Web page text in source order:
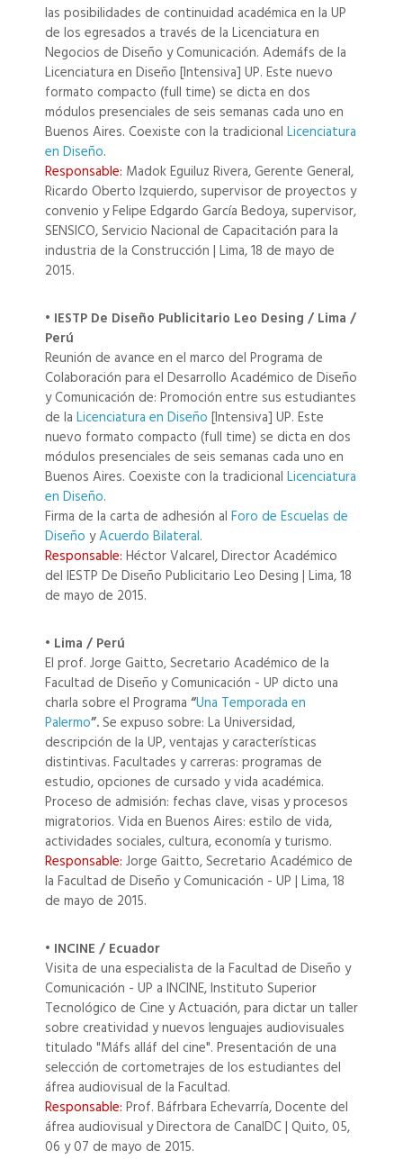
las posibilidades de continuidad académica en la UP
de los egresados a través de la Licenciatura en
Negocios de Diseño y Comunicación. Ademáfs de la
Licenciatura en Diseño [Intensiva] UP. Este nuevo
formato compacto (full time) se dicta en dos
módulos presenciales de seis semanas cada uno en
Buenos Aires. Coexiste con la tradicional Licenciatura
en Diseño.
Responsable: Madok Eguiluz Rivera, Gerente General,
Ricardo Oberto Izquierdo, supervisor de proyectos y
convenio y Felipe Edgardo García Bedoya, supervisor,
SENSICO, Servicio Nacional de Capacitación para la
industria de la Construcción | Lima, 18 de mayo de
2015.
• IESTP De Diseño Publicitario Leo Desing / Lima /
Perú
Reunión de avance en el marco del Programa de
Colaboración para el Desarrollo Académico de Diseño
y Comunicación de: Promoción entre sus estudiantes
de la Licenciatura en Diseño [Intensiva] UP. Este
nuevo formato compacto (full time) se dicta en dos
módulos presenciales de seis semanas cada uno en
Buenos Aires. Coexiste con la tradicional Licenciatura
en Diseño.
Firma de la carta de adhesión al Foro de Escuelas de
Diseño yAcuerdo Bilateral.
Responsable: Héctor Valcarel, Director Académico
del IESTP De Diseño Publicitario Leo Desing | Lima, 18
de mayo de 2015.
• Lima / Perú
El prof. Jorge Gaitto, Secretario Académico de la
Facultad de Diseño y Comunicación - UP dicto una
charla sobre el Programa “Una Temporada en
Palermo”.Se expuso sobre: La Universidad,
descripción de la UP, ventajas y características
distintivas. Facultades y carreras: programas de
estudio, opciones de cursado y vida académica.
Proceso de admisión: fechas clave, visas y procesos
migratorios. Vida en Buenos Aires: estilo de vida,
actividades sociales, cultura, economía y turismo.
Responsable: Jorge Gaitto, Secretario Académico de
la Facultad de Diseño y Comunicación - UP | Lima, 18
de mayo de 2015.
• INCINE / Ecuador
Visita de una especialista de la Facultad de Diseño y
Comunicación - UP a INCINE, Instituto Superior
Tecnológico de Cine y Actuación, para dictar un taller
sobre creatividad y nuevos lenguajes audiovisuales
titulado "Máfs alláf del cine". Presentación de una
selección de cortometrajes de los estudiantes del
áfrea audiovisual de la Facultad.
Responsable: Prof. Báfrbara Echevarría, Docente del
áfrea audiovisual y Directora de CanalDC | Quito, 05,
06 y 07 de mayo de 2015.